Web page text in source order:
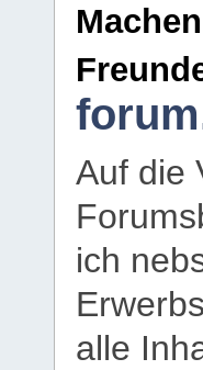
Auf die
ich
alle